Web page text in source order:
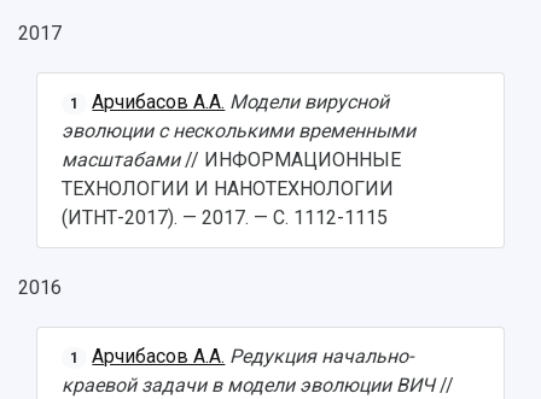
2017
1 Арчибасов А.А. Модели вирусной
эволюции с несколькими временными
масштабами// ИНФОРМАЦИОННЫЕ
ТЕХНОЛОГИИ И НАНОТЕХНОЛОГИИ
(ИТНТ-2017). — 2017. — С. 1112-1115
2016
1 Арчибасов А.А. Редукция начально-
краевой задачи в модели эволюции ВИЧ//